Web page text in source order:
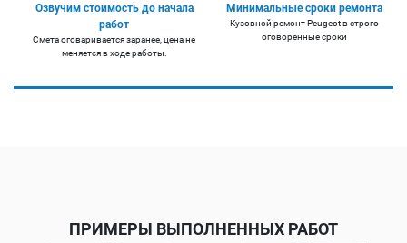
Озвучим стоимость до начала
работ
Смета оговаривается заранее, цена не
меняется в ходе работы.
Минимальные сроки ремонта
Кузовной ремонт Peugeot в строго
оговоренные сроки
ПРИМЕРЫ ВЫПОЛНЕННЫХ РАБОТ